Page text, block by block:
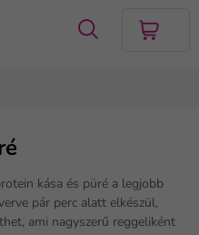
kása és püré a legjobb
pár perc alatt elkészül,
ami nagyszerű reggeliként